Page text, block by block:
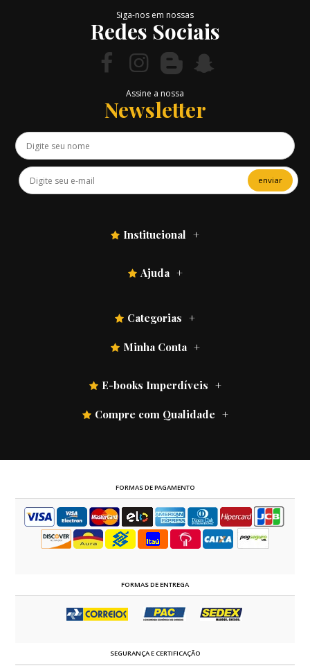
Siga-nos em nossas
Redes Sociais
Assine a nossa
Newsletter
enviar
Institucional
Ajuda
Categorias
Minha Conta
E-books Imperdíveis
Compre com Qualidade
FORMAS DE PAGAMENTO
FORMAS DE ENTREGA
SEGURANÇA E CERTIFICAÇÃO